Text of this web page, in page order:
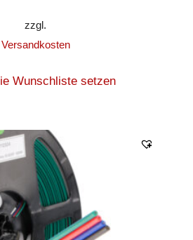
zzgl.
Versandkosten
Wunschliste setzen